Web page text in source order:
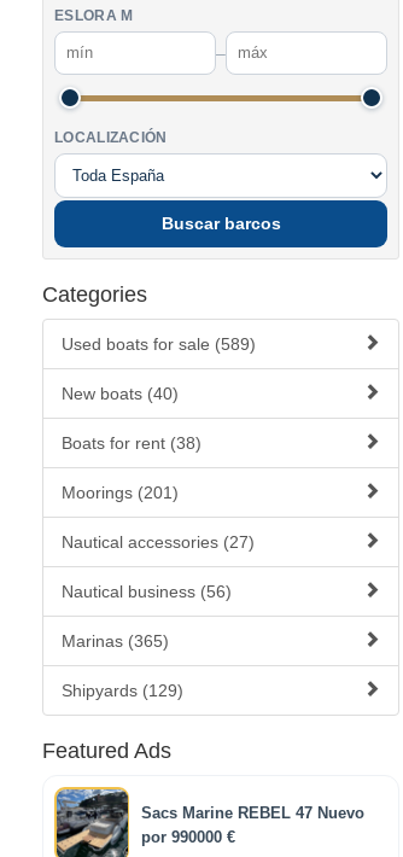
ESLORA M
–
LOCALIZACIÓN
Buscar barcos
Categories
Used boats for sale (589)
New boats (40)
Boats for rent (38)
Moorings (201)
Nautical accessories (27)
Nautical business (56)
Marinas (365)
Shipyards (129)
Featured Ads
Sacs Marine REBEL 47 Nuevo
por 990000 €